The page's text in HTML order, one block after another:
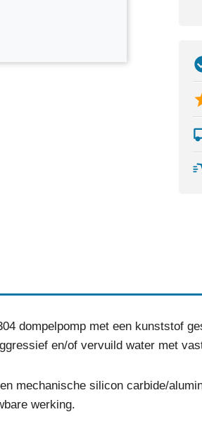
dompelpomp met een kunststof
en/of vervuild water met
mechanische silicon carbide/
werking.